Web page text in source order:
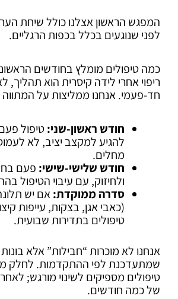
המפגש הראשון אצלנו כולל שיחת
לפני שנוגעים בכלל בכפות הרגליים.
כמה טיפולים מומלץ בחודשים
ריפוי אחרי לידה קיסרית הוא תהליך,
חד-פעמי. אנחנו ממליצות על
חודש ראשון-שני:טיפול
להגיע למקצב יציב, לא
מחלים.
חודש שלישי-שישי: פעם
ולחיזוק, עם עיבוי הטיפול
סדרה ממוקדת:אם יש
טיפולים בתדירות שבועית.
אנחנו לא מוכרות “חבילות” אלא
שמתעדכנת לפי ההתקדמות. לחלק
טיפולים מספיקים לשינוי מורגש;
של כמה חודשים.